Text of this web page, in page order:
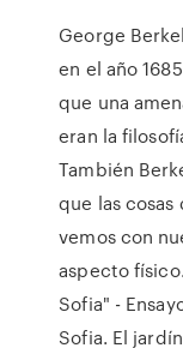
George
en el año
que una
eran la
También
que las
vemos con
aspecto
Sofia" -
Sofia. El